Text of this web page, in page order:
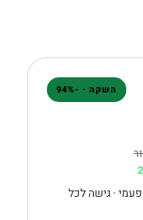
השקה · -94%
· גישה לכל